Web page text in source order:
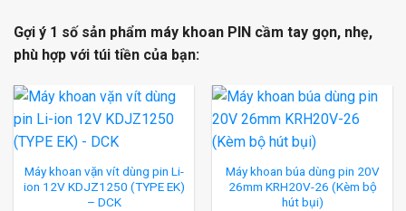
Gợi ý 1 số sản phẩm máy khoan PIN cầm tay gọn, nhẹ,
phù hợp với túi tiền của bạn:
Máy khoan vặn vít dùng pin Li-
ion 12V KDJZ1250 (TYPE EK)
– DCK
Máy khoan búa dùng pin 20V
26mm KRH20V-26 (Kèm bộ
hút bụi)